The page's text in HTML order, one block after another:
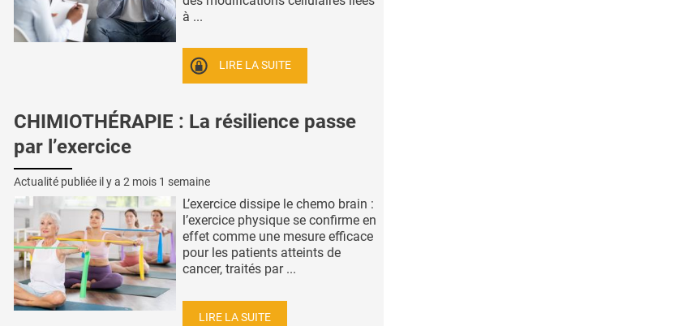
à ...
LIRE LA SUITE
CHIMIOTHÉRAPIE : La résilience passe
par l’exercice
Actualité publiée il y a 2 mois 1 semaine
L’exercice dissipe le chemo brain :
l’exercice physique se confirme en
effet comme une mesure efficace
pour les patients atteints de
cancer, traités par ...
LIRE LA SUITE